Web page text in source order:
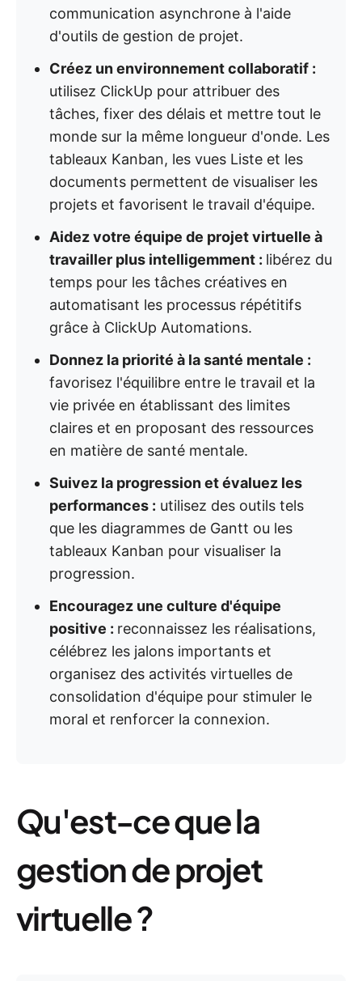
communication asynchrone à l'aide
d'outils de gestion de projet.
Créez un environnement collaboratif :
utilisez ClickUp pour attribuer des
tâches, fixer des délais et mettre tout le
monde sur la même longueur d'onde. Les
tableaux Kanban, les vues Liste et les
documents permettent de visualiser les
projets et favorisent le travail d'équipe.
Aidez votre équipe de projet virtuelle à
travailler plus intelligemment : libérez du
temps pour les tâches créatives en
automatisant les processus répétitifs
grâce à ClickUp Automations.
Donnez la priorité à la santé mentale :
favorisez l'équilibre entre le travail et la
vie privée en établissant des limites
claires et en proposant des ressources
en matière de santé mentale.
Suivez la progression et évaluez les
performances : utilisez des outils tels
que les diagrammes de Gantt ou les
tableaux Kanban pour visualiser la
progression.
Encouragez une culture d'équipe
positive : reconnaissez les réalisations,
célébrez les jalons importants et
organisez des activités virtuelles de
consolidation d'équipe pour stimuler le
moral et renforcer la connexion.
Qu'est-ce que la
gestion de projet
virtuelle ?